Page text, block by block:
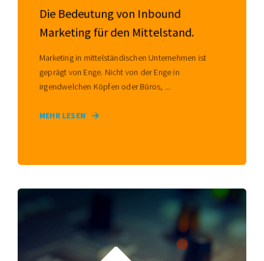
Die Bedeutung von Inbound
Marketing für den Mittelstand.
Marketing in mittelständischen Unternehmen ist
geprägt von Enge. Nicht von der Enge in
irgendwelchen Köpfen oder Büros, ...
MEHR LESEN